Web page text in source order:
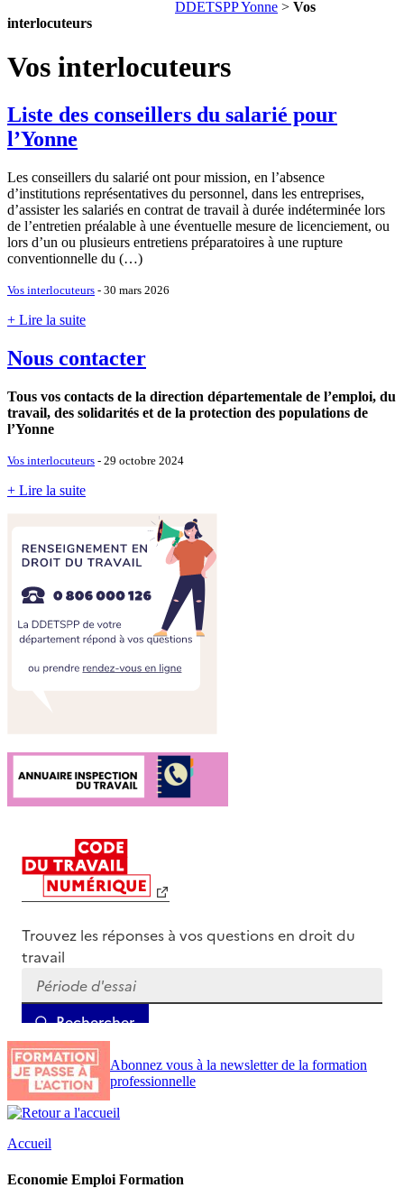
DDETSPP Yonne > Vos
interlocuteurs
Vos interlocuteurs
Liste des conseillers du salarié pour
l’Yonne
Les conseillers du salarié ont pour mission, en l’absence
d’institutions représentatives du personnel, dans les entreprises,
d’assister les salariés en contrat de travail à durée indéterminée lors
de l’entretien préalable à une éventuelle mesure de licenciement, ou
lors d’un ou plusieurs entretiens préparatoires à une rupture
conventionnelle du (…)
Vos interlocuteurs - 30 mars 2026
+ Lire la suite
Nous contacter
Tous vos contacts de la direction départementale de l’emploi, du
travail, des solidarités et de la protection des populations de
l’Yonne
Vos interlocuteurs - 29 octobre 2024
+ Lire la suite
Abonnez vous à la newsletter de la formation
professionnelle
Accueil
Economie Emploi Formation